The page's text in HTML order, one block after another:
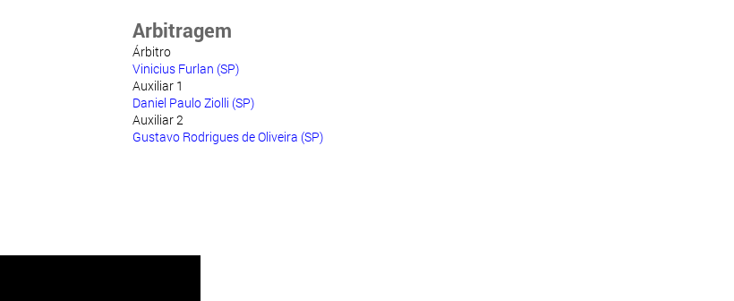
Arbitragem
Árbitro
Vinicius Furlan (SP)
Auxiliar 1
Daniel Paulo Ziolli (SP)
Auxiliar 2
Gustavo Rodrigues de Oliveira (SP)